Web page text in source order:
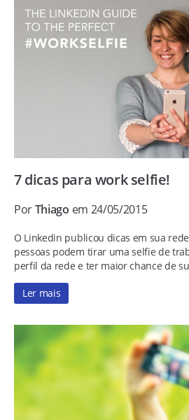
7 dicas para work selfie!
PorThiago em 24/05/2015
O Linkedin publicou dicas em sua
pessoas podem tirar uma selfie de
perfil da rede e ter maior chance de
Ler mais